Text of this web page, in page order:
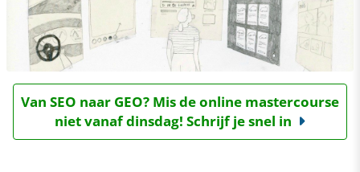
Van SEO naar GEO? Mis de online mastercourse
niet vanaf dinsdag! Schrijf je snel in